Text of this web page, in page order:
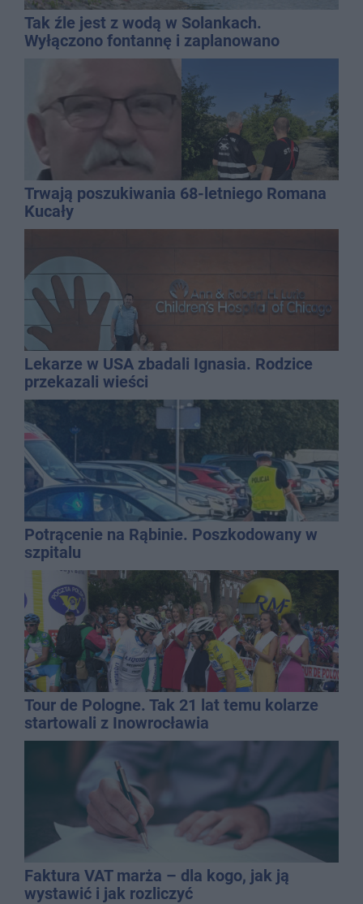
Tak źle jest z wodą w Solankach.
Wyłączono fontannę i zaplanowano
dolewkę
Trwają poszukiwania 68-letniego Romana
Kucały
Lekarze w USA zbadali Ignasia. Rodzice
przekazali wieści
Potrącenie na Rąbinie. Poszkodowany w
szpitalu
Tour de Pologne. Tak 21 lat temu kolarze
startowali z Inowrocławia
Faktura VAT marża – dla kogo, jak ją
wystawić i jak rozliczyć